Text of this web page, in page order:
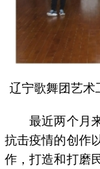
辽宁歌舞团艺术
最近两个月来
抗击疫情的创作
作，打造和打磨